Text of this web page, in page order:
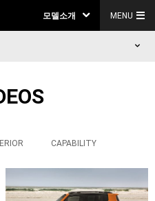
모델소개 MENU
CAPABILITY